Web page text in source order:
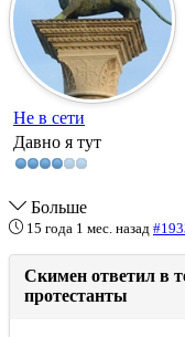
Не в сети
Давно я тут
Больше
15 года 1 мес. назад
Скимен ответил в
протестанты